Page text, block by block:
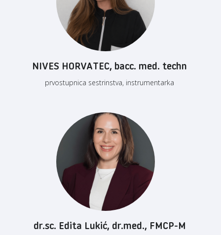
NIVES HORVATEC, bacc. med. techn
prvostupnica sestrinstva, instrumentarka
dr.sc. Edita Lukić, dr.med., FMCP-M